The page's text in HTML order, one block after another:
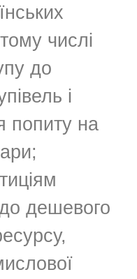
числі
до
і
попиту на
дешевого